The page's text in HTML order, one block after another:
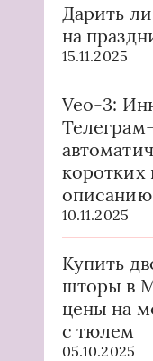
Дарить
на
15.11.2025
Veo-3:
коротких
описанию
10.11.2025
Купить
шторы в
цены на
с тюлем
05.10.2025